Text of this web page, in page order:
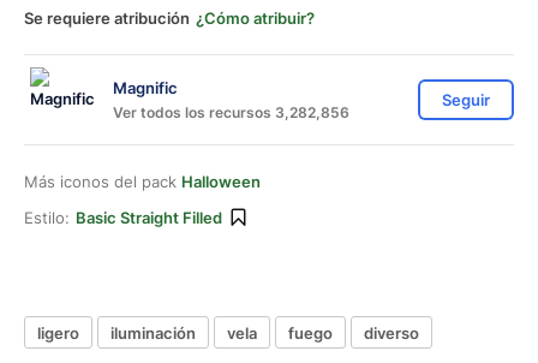
Se requiere atribución ¿Cómo atribuir?
Magnific
Ver todos los recursos 3,282,856
Seguir
Más iconos del pack Halloween
Estilo: Basic Straight Filled
ligero iluminación vela fuego diverso